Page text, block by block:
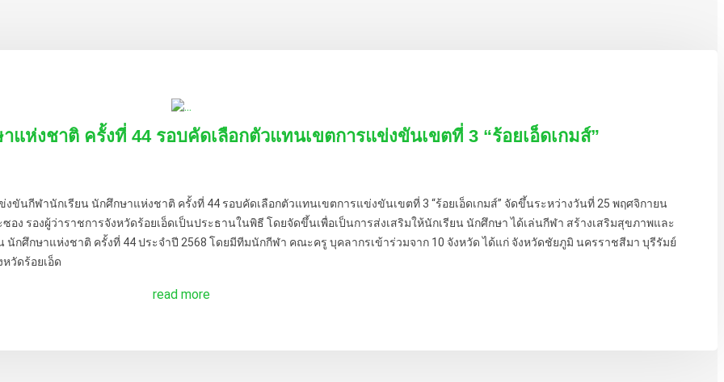
ห่งชาติ ครั้งที่ 44 รอบคัดเลือกตัวแทนเขตการแข่งขันเขตที่ 3 “ร้อยเอ็ดเกมส์”
ฬานักเรียน นักศึกษาแห่งชาติ ครั้งที่ 44 รอบคัดเลือกตัวแทนเขตการแข่งขันเขตที่ 3 “ร้อยเอ็ดเกมส์” จัดขึ้นระหว่างวันที่ 25 พฤศจิกายน
ง รองผู้ว่าราชการจังหวัดร้อยเอ็ดเป็นประธานในพิธี โดยจัดขึ้นเพื่อเป็นการส่งเสริมให้นักเรียน นักศึกษา ได้เล่นกีฬา สร้างเสริมสุขภาพและ
กศึกษาแห่งชาติ ครั้งที่ 44 ประจำปี 2568 โดยมีทีมนักกีฬา คณะครู บุคลากรเข้าร่วมจาก 10 จังหวัด ได้แก่ จังหวัดชัยภูมิ นครราชสีมา บุรีรัมย์
วัดร้อยเอ็ด
read more